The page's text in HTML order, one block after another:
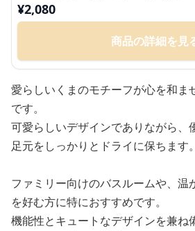
¥2,080
商品の詳細を見
愛らしいくまのモチーフが心を和ま
です。
可愛らしいデザインでありながら、
足元をしっかりとドライに保ちます。
ファミリー向けのバスルームや、温
を好む方に特におすすめです。
機能性とキュートなデザインを兼ね